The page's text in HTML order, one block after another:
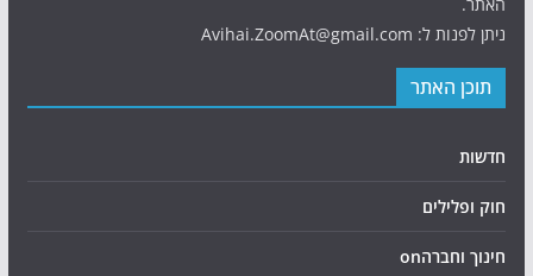
ניתן לפנות ל: Avihai.ZoomAt@gmail.com
תוכן האתר
חדשות
חוק ופלילים
חינוך וחברהon